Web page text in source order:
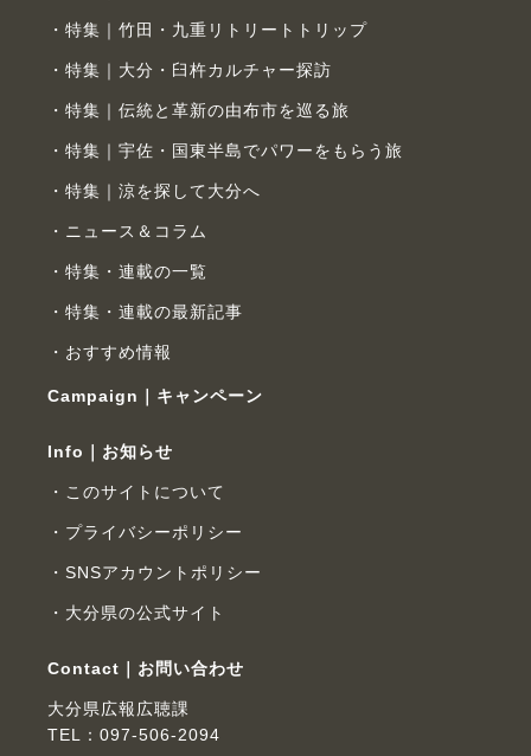
特集｜竹田・九重リトリートトリップ
特集｜大分・臼杵カルチャー探訪
特集｜伝統と革新の由布市を巡る旅
特集｜宇佐・国東半島でパワーをもらう旅
特集｜涼を探して大分へ
ニュース＆コラム
特集・連載の一覧
特集・連載の最新記事
おすすめ情報
Campaign｜キャンペーン
Info｜お知らせ
このサイトについて
プライバシーポリシー
SNSアカウントポリシー
大分県の公式サイト
Contact｜お問い合わせ
大分県広報広聴課
TEL：097-506-2094